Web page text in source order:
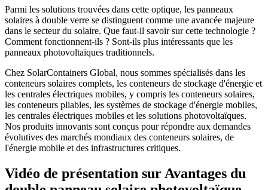
Parmi les solutions trouvées dans cette optique, les panneaux
solaires à double verre se distinguent comme une avancée majeure
dans le secteur du solaire. Que faut-il savoir sur cette technologie ?
Comment fonctionnent-ils ? Sont-ils plus intéressants que les
panneaux photovoltaïques traditionnels.
Chez SolarContainers Global, nous sommes spécialisés dans les
conteneurs solaires complets, les conteneurs de stockage d'énergie et
les centrales électriques mobiles, y compris les conteneurs solaires,
les conteneurs pliables, les systèmes de stockage d'énergie mobiles,
les centrales électriques mobiles et les solutions photovoltaïques.
Nos produits innovants sont conçus pour répondre aux demandes
évolutives des marchés mondiaux des conteneurs solaires, de
l'énergie mobile et des infrastructures critiques.
Vidéo de présentation sur Avantages du